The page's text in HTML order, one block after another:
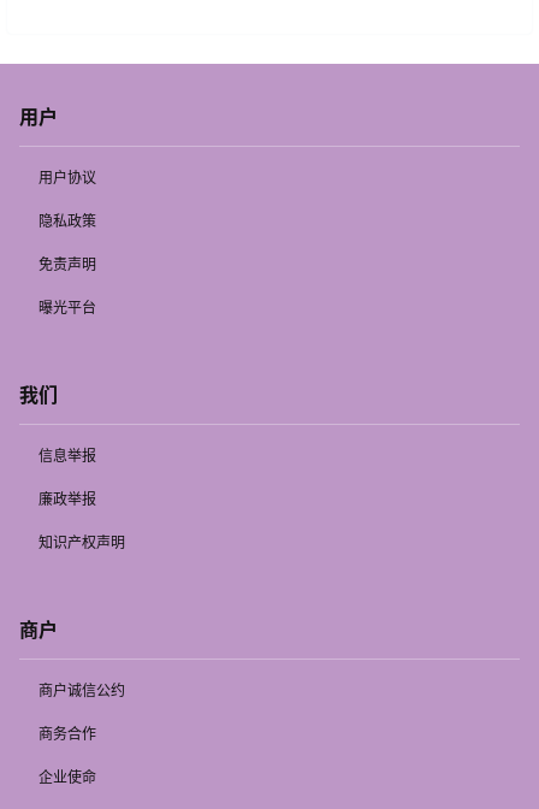
用户
用户协议
隐私政策
免责声明
曝光平台
我们
信息举报
廉政举报
知识产权声明
商户
商户诚信公约
商务合作
企业使命